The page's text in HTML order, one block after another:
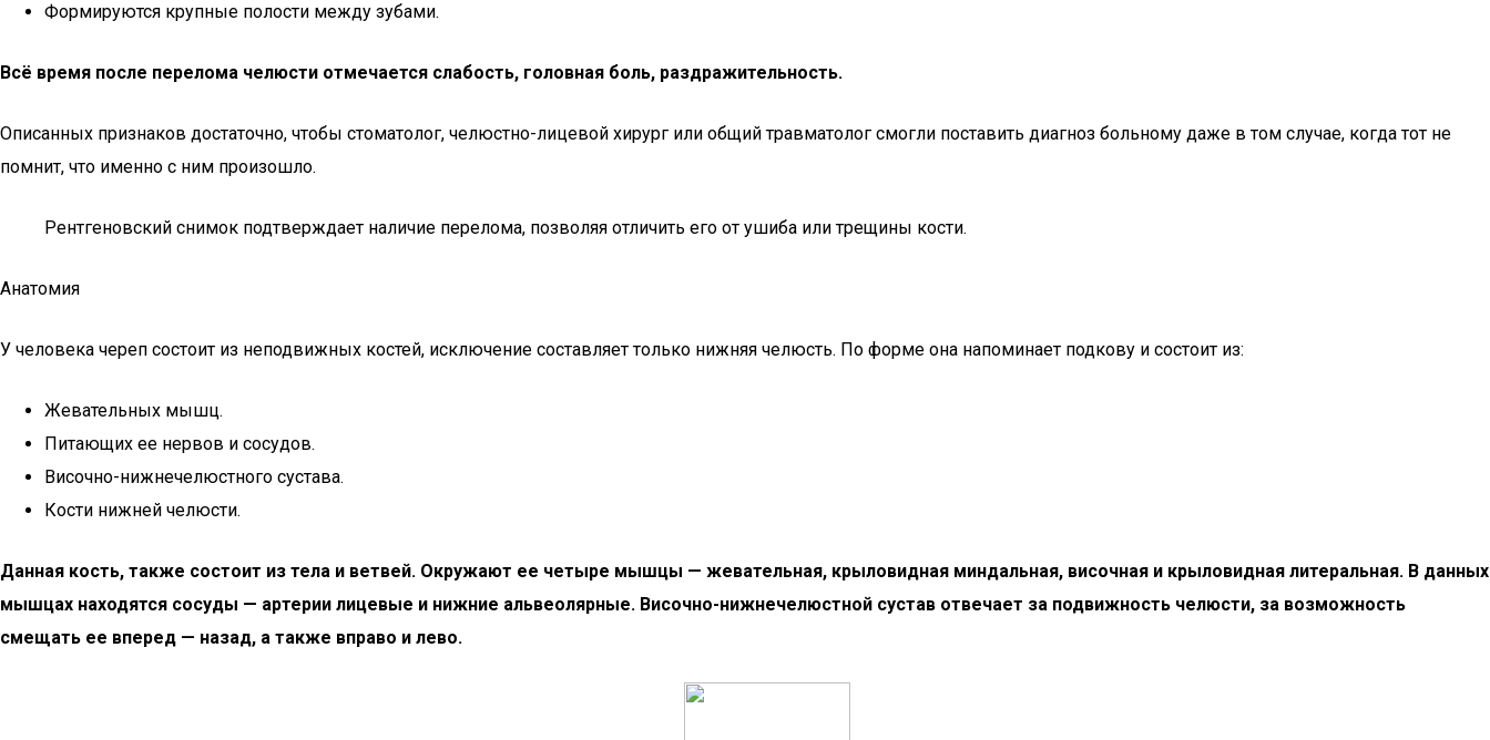
Формируются крупные полости между зубами.
Всё время после перелома челюсти отмечается слабость, головная боль, раздражительность.
Описанных признаков достаточно, чтобы стоматолог, челюстно-лицевой хирург или общий травматолог смогли поставить диагноз больному даже в том случае, когда тот не
помнит, что именно с ним произошло.
Рентгеновский снимок подтверждает наличие перелома, позволяя отличить его от ушиба или трещины кости.
Анатомия
У человека череп состоит из неподвижных костей, исключение составляет только нижняя челюсть. По форме она напоминает подкову и состоит из:
Жевательных мышц.
Питающих ее нервов и сосудов.
Височно-нижнечелюстного сустава.
Кости нижней челюсти.
Данная кость, также состоит из тела и ветвей. Окружают ее четыре мышцы — жевательная, крыловидная миндальная, височная и крыловидная литеральная. В данных
мышцах находятся сосуды — артерии лицевые и нижние альвеолярные. Височно-нижнечелюстной сустав отвечает за подвижность челюсти, за возможность
смещать ее вперед — назад, а также вправо и лево.